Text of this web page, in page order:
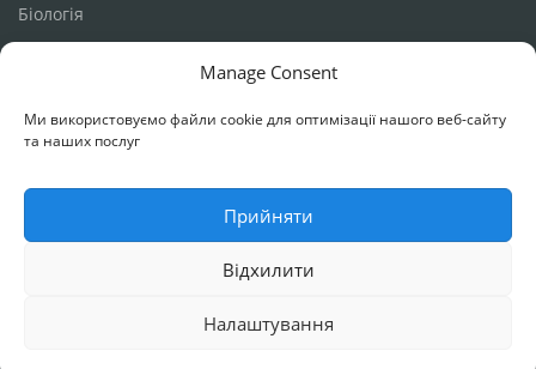
Manage Consent
Ми використовуємо файли cookie для оптимізації нашого веб-сайту
та наших послуг
Прийняти
Відхилити
Налаштування
Біологія
Географія
Математика
Українська мова
Фізика
КУРСИ ПІДГОТОВКИ ДЛЯ АБІТУРІЄНТІВ
Підписатися на Facebook